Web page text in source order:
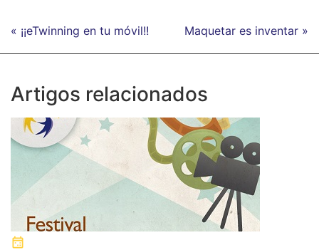
« ¡¡eTwinning en tu móvil!! Maquetar es inventar »
Artigos relacionados